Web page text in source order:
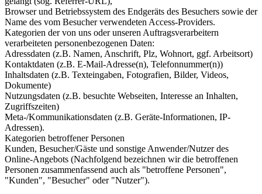
Browser und Betriebssystem des Endgeräts des Besuchers sowie der
Name des vom Besucher verwendeten Access-Providers.
Kategorien der von uns oder unseren Auftragsverarbeitern
verarbeiteten personenbezogenen Daten:
Adressdaten (z.B. Namen, Anschrift, Plz, Wohnort, ggf. Arbeitsort)
Kontaktdaten (z.B. E-Mail-Adresse(n), Telefonnummer(n))
Inhaltsdaten (z.B. Texteingaben, Fotografien, Bilder, Videos,
Dokumente)
Nutzungsdaten (z.B. besuchte Webseiten, Interesse an Inhalten,
Zugriffszeiten)
Meta-/Kommunikationsdaten (z.B. Geräte-Informationen, IP-
Adressen).
Kategorien betroffener Personen
Kunden, Besucher/Gäste und sonstige Anwender/Nutzer des
Online-Angebots (Nachfolgend bezeichnen wir die betroffenen
Personen zusammenfassend auch als "betroffene Personen",
"Kunden", "Besucher" oder "Nutzer").